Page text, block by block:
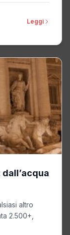
Leggi
altro
2.500+,